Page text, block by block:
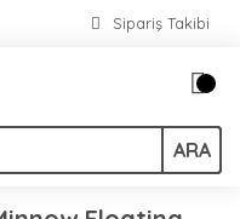
Sipariş Takibi
ARA